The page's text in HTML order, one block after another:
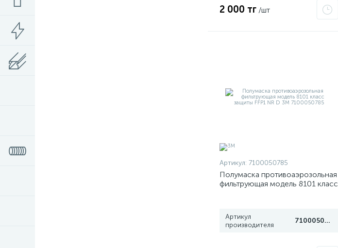
2 000 тг /шт
Артикул: 7100050785
Полумаска противоаэрозольная
фильтрующая модель 8101 класс
Артикул
производителя
7100050785